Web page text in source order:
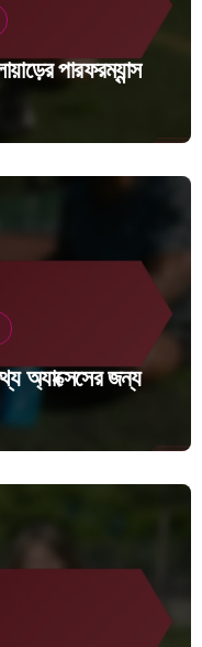
পারফরম্যান্স
অ্যাক্সেসের জন্য